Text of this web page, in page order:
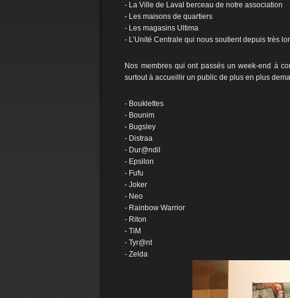
- La Ville de Laval berceau de notre association
- Les maisons de quartiers
- Les magasins Ultima
- L’Unité Centrale qui nous soutient depuis très
Nos membres qui ont passés un week-end à
surtout à accueillir un public de plus en plus
- Bouklettes
- Bounim
- Bugsley
- Distraa
- Dur@ndil
- Epsilon
- Fufu
- Joker
- Neo
- Rainbow Warrior
- Riton
- TiM
- Tyr@nt
- Zelda